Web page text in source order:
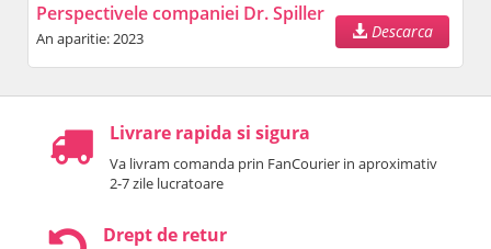
Perspectivele companiei Dr. Spiller
An aparitie: 2023 Descarca
Livrare rapida si sigura
Va livram comanda prin FanCourier in aproximativ
2-7 zile lucratoare
Drept de retur